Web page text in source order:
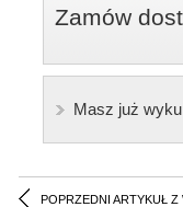
Zamów
Masz już
POPRZEDNI ARTYKUŁ Z